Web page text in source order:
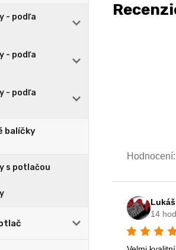
- podľa
- podľa
- podľa
balíčky
s potlačou